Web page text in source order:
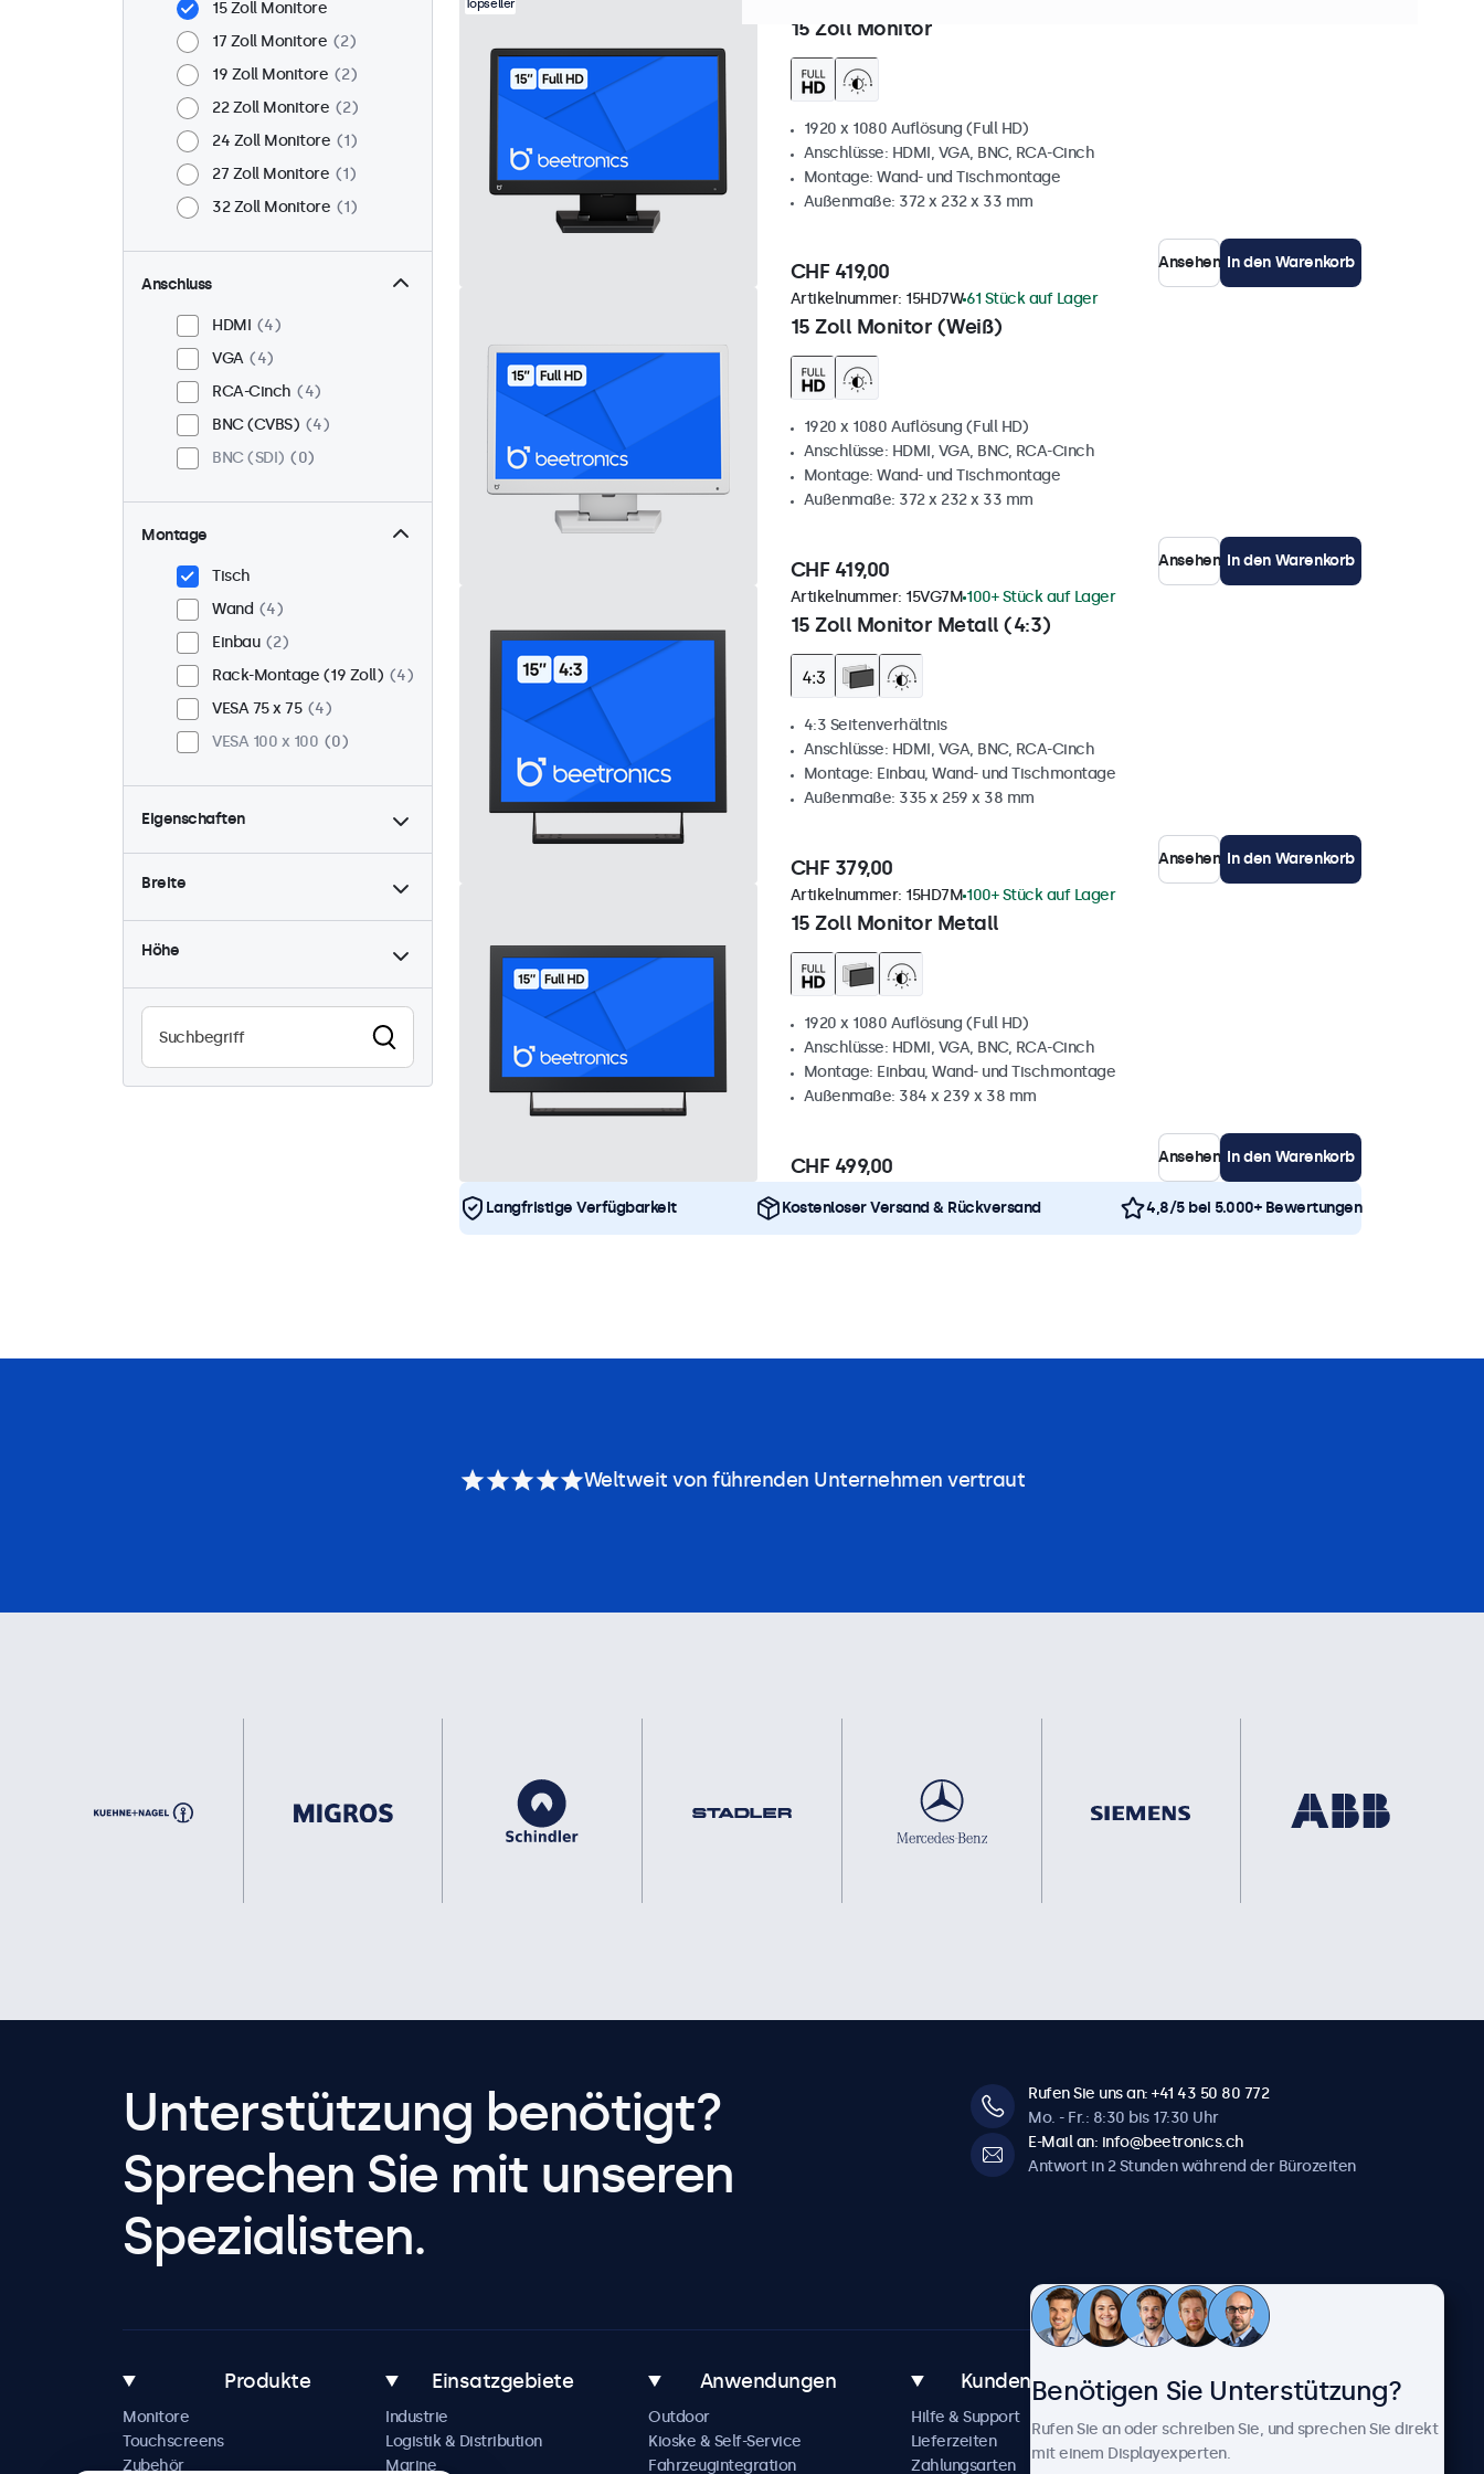
15 Zoll Monitore
17 Zoll Monitore
2
19 Zoll Monitore
2
22 Zoll Monitore
2
24 Zoll Monitore
1
27 Zoll Monitore
1
32 Zoll Monitore
1
Anschluss
HDMI
4
VGA
4
RCA-Cinch
4
BNC (CVBS)
4
BNC (SDI)
0
Montage
Tisch
Wand
4
Einbau
2
Rack-Montage (19 Zoll)
4
VESA 75 x 75
4
VESA 100 x 100
0
Eigenschaften
4:3 / 5:4
1
Dimmbar
4
24/7-Einsatz
4
EN50155
eMark
4
Breite
Höhe
Topseller
15 Zoll Monitor
1920 x 1080 Auflösung (Full HD)
Anschlüsse: HDMI, VGA, BNC, RCA-Cinch
Montage: Wand- und Tischmontage
Außenmaße: 372 x 232 x 33 mm
CHF 419,00 Ansehen In den Warenkorb
15 Zoll Monitor (Weiß)
Artikelnummer: 15HD7W 61 Stück auf Lager
1920 x 1080 Auflösung (Full HD)
Anschlüsse: HDMI, VGA, BNC, RCA-Cinch
Montage: Wand- und Tischmontage
Außenmaße: 372 x 232 x 33 mm
CHF 419,00 Ansehen In den Warenkorb
15 Zoll Monitor Metall (4:3)
Artikelnummer: 15VG7M 100+ Stück auf Lager
4:3 Seitenverhältnis
Anschlüsse: HDMI, VGA, BNC, RCA-Cinch
Montage: Einbau, Wand- und Tischmontage
Außenmaße: 335 x 259 x 38 mm
CHF 379,00 Ansehen In den Warenkorb
15 Zoll Monitor Metall
Artikelnummer: 15HD7M 100+ Stück auf Lager
1920 x 1080 Auflösung (Full HD)
Anschlüsse: HDMI, VGA, BNC, RCA-Cinch
Montage: Einbau, Wand- und Tischmontage
Außenmaße: 384 x 239 x 38 mm
CHF 499,00 Ansehen In den Warenkorb
Langfristige Verfügbarkeit Kostenloser Versand & Rückversand 4,8/5 bei 5.000+ Bewertungen
Weltweit von führenden Unternehmen vertraut
Unterstützung benötigt?
Sprechen Sie mit unseren
Spezialisten.
Rufen Sie uns an: +41 43 50 80 772
Mo. - Fr.: 8:30 bis 17:30 Uhr
E-Mail an: info@beetronics.ch
Antwort in 2 Stunden während der Bürozeiten
Produkte
Monitore
Touchscreens
Zubehör
Einsatzgebiete
Industrie
Logistik & Distribution
Marine
Anwendungen
Outdoor
Kioske & Self-Service
Fahrzeugintegration
Kundenservice
Hilfe & Support
Lieferzeiten
Zahlungsarten
Über Beetronics
Neuigkeiten und Updates
Über uns
Benötigen Sie Unterstützung?
Rufen Sie an oder schreiben Sie, und sprechen Sie direkt
mit einem Displayexperten.